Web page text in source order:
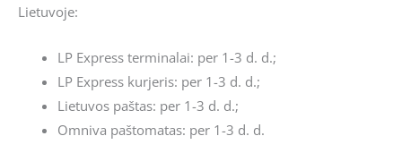
Lietuvoje:
LP Express terminalai: per 1-3 d. d.;
LP Express kurjeris: per 1-3 d. d.;
Lietuvos paštas: per 1-3 d. d.;
Omniva paštomatas: per 1-3 d. d.